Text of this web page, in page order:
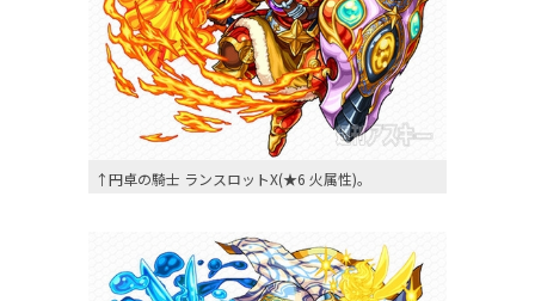
↑円卓の騎士 ランスロットX(★6 火属性)。